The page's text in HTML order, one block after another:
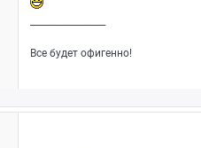
Все будет офигенно!